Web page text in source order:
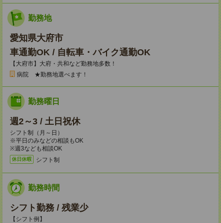
勤務地
愛知県大府市
車通勤OK / 自転車・バイク通勤OK
【大府市】大府・共和など勤務地多数！
病院 ★勤務地選べます！
勤務曜日
週2～3 / 土日祝休
シフト制（月～日）
※平日のみなどの相談もOK
※週3なども相談OK
休日休暇 シフト制
勤務時間
シフト勤務 / 残業少
【シフト例】